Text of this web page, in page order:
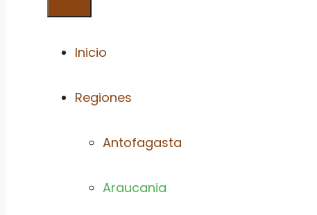
Inicio
Regiones
Antofagasta
Araucania